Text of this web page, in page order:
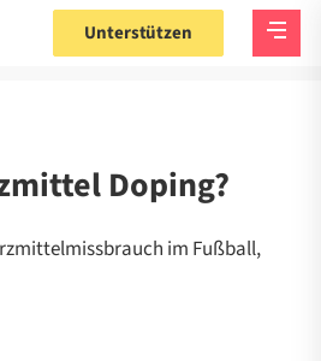
Unterstützen
Doping?
im Fußball,